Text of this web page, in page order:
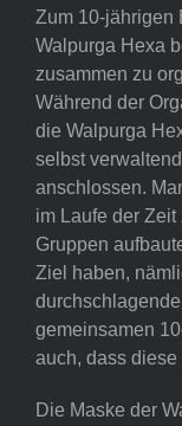
Zum 10-jährigen
Walpurga Hexa
zusammen zu
Während der
die Walpurga
selbst
anschlossen.
im Laufe der
Gruppen
Ziel haben,
gemeinsamen
auch, dass
Die Maske der